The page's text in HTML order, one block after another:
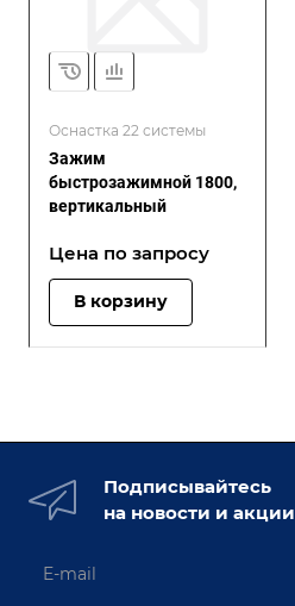
Оснастка 22 системы
Зажим
быстрозажимной 1800,
вертикальный
Цена по запросу
В корзину
Подписывайтесь
на новости и акции